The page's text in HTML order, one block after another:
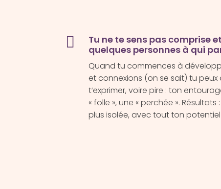

Tu ne te sens pas comprise
quelques personnes à qui
Quand tu commences à
et connexions (on se sait) tu peux
t’exprimer, voire pire : ton
« folle », une « perchée ».
plus isolée, avec tout ton potentiel